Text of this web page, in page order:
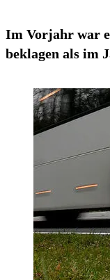
Im Vorjahr war
beklagen als im